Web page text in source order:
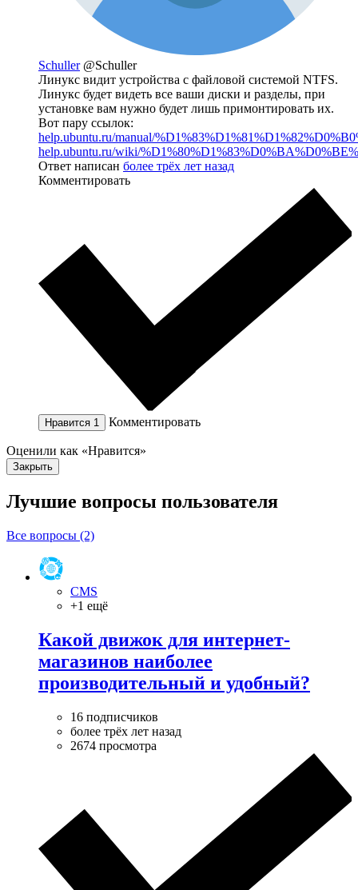
Schuller @Schuller
Линукс видит устройства с файловой системой NTFS.
Линукс будет видеть все ваши диски и разделы, при
установке вам нужно будет лишь примонтировать их.
Вот пару ссылок:
help.ubuntu.ru/manual/
help.ubuntu.ru/wiki/
Ответ написан более трёх лет назад
Комментировать
Нравится 1 Комментировать
Оценили как «Нравится»
Закрыть
Лучшие вопросы пользователя
Все вопросы (2)
CMS
+1 ещё
Какой движок для интернет-
магазинов наиболее
производительный и удобный?
16 подписчиков
более трёх лет назад
2674 просмотра